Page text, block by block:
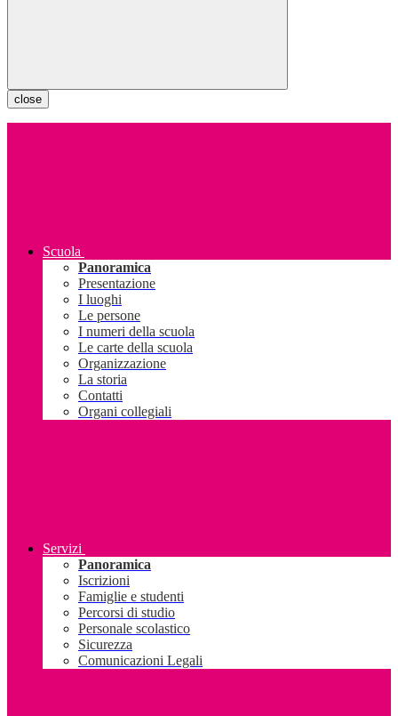
close
Scuola
Panoramica
Presentazione
I luoghi
Le persone
I numeri della scuola
Le carte della scuola
Organizzazione
La storia
Contatti
Organi collegiali
Servizi
Panoramica
Iscrizioni
Famiglie e studenti
Percorsi di studio
Personale scolastico
Sicurezza
Comunicazioni Legali